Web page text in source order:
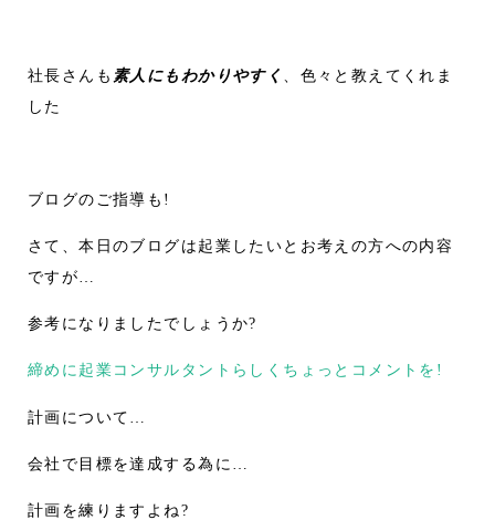
社長さんも 素人にもわかりやすく
、色々と教えてくれま
した
ブログのご指導も!
さて、本日のブログは起業したいとお考えの方への内容
ですが…
参考になりましたでしょうか?
締めに起業コンサルタントらしくちょっとコメントを!
計画について…
会社で目標を達成する為に…
計画を練りますよね?